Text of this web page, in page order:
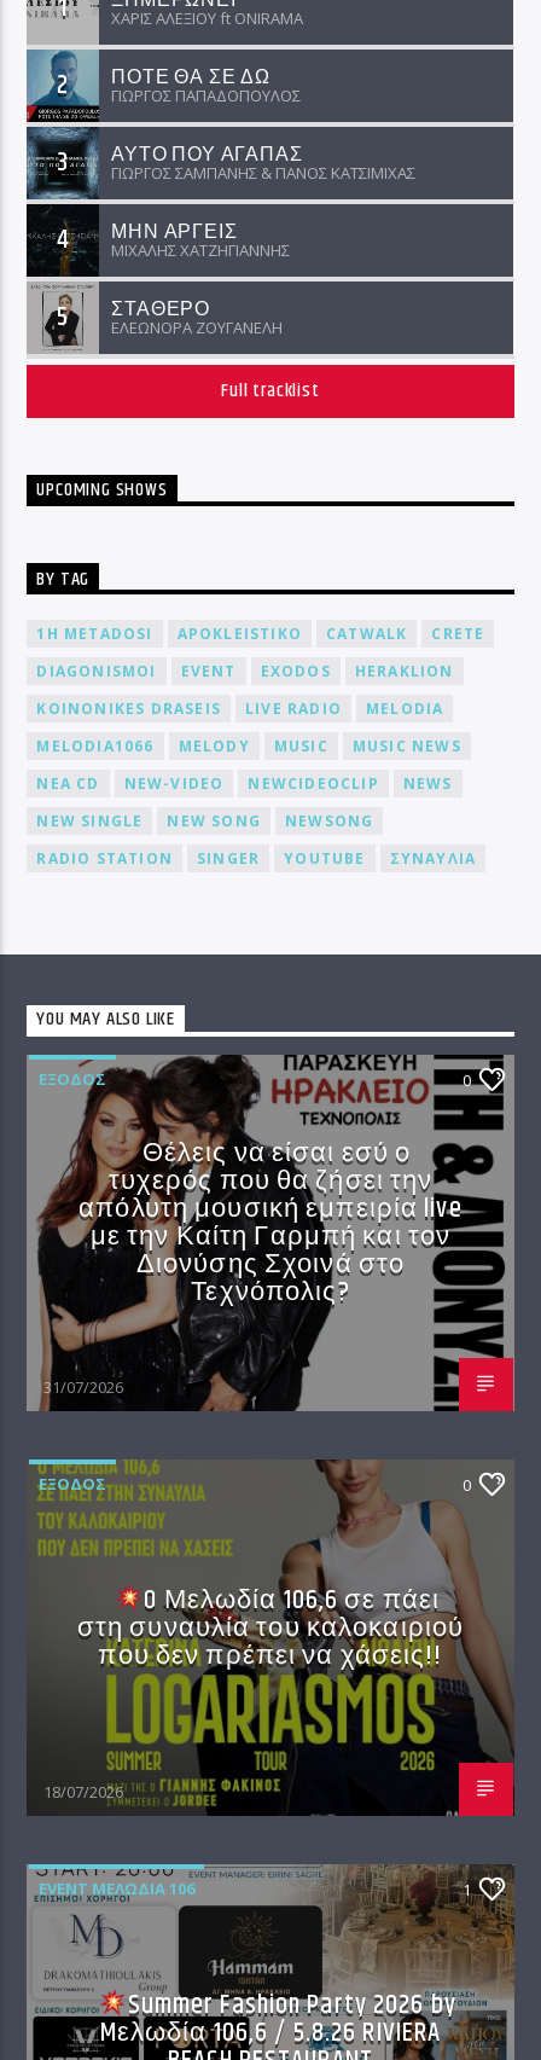
1 ΧΑΡΙΣ ΑΛΕΞΙΟΥ ft ΟNIRAMA
2 ΠΟΤΕ ΘΑ ΣΕ ΔΩ
ΓΙΩΡΓΟΣ ΠΑΠΑΔΟΠΟΥΛΟΣ
3 ΑΥΤΟ ΠΟΥ ΑΓΑΠΑΣ
ΓΙΩΡΓΟΣ ΣΑΜΠΑΝΗΣ & ΠΑΝΟΣ ΚΑΤΣΙΜΙΧΑΣ
4 ΜΗΝ ΑΡΓΕΙΣ
ΜΙΧΑΛΗΣ ΧΑΤΖΗΓΙΑΝΝΗΣ
5 ΣΤΑΘΕΡΟ
ΕΛΕΩΝΟΡΑ ΖΟΥΓΑΝΕΛΗ
Full tracklist
UPCOMING SHOWS
BY TAG
1H METADOSI APOKLEISTIKO CATWALK
CRETE
DIAGONISMOI
EVENT EXODOS
HERAKLION
KOINONIKES DRASEIS
LIVE RADIO
MELODIA
MELODIA1066
MELODY MUSIC
MUSIC NEWS
NEA CD
NEW-VIDEO NEWCIDEOCLIP
NEWS
NEW SINGLE
NEW SONG
NEWSONG
RADIO STATION
SINGER YOUTUBE ΣΥΝΑΥΛΙΑ
YOU MAY ALSO LIKE
EΞΟΔΟΣ 0
Θέλεις να είσαι εσύ ο
τυχερός που θα ζήσει την
απόλυτη μουσική εμπειρία live
με την Καίτη Γαρμπή και τον
Διονύσης Σχοινά στο
Τεχνόπολις?
31/07/2026
EΞΟΔΟΣ 0
O Μελωδία 106,6 σε πάει
στη συναυλία του καλοκαιριού
που δεν πρέπει να χάσεις!!
18/07/2026
EVENT ΜΕΛΩΔΊΑ 106 1
Summer Fashion Party 2026 by
Mελωδία 106,6 / 5.8.26 RIVIERA